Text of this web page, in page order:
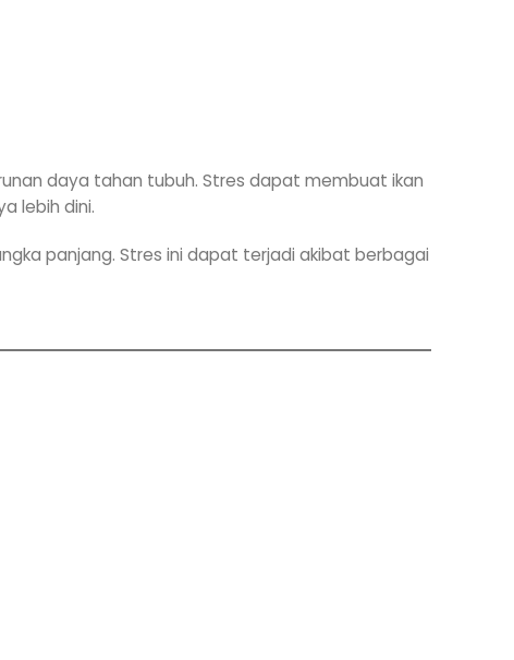
daya tahan tubuh. Stres dapat membuat ikan
lebih dini.
panjang. Stres ini dapat terjadi akibat berbagai